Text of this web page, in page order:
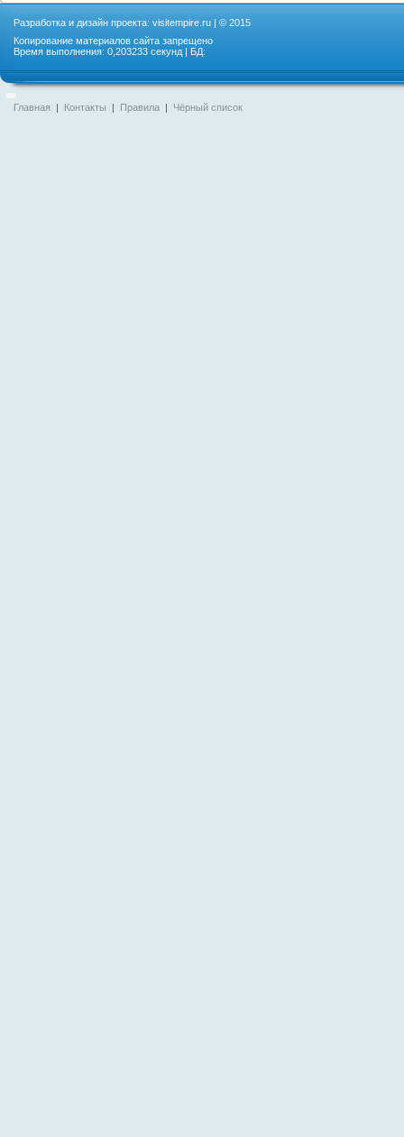
Разработка и дизайн проекта: visitempire.ru | © 2015
Копирование материалов сайта запрещено
Время выполнения: 0,203233 секунд | БД:
Главная | Контакты | Правила | Чёрный список